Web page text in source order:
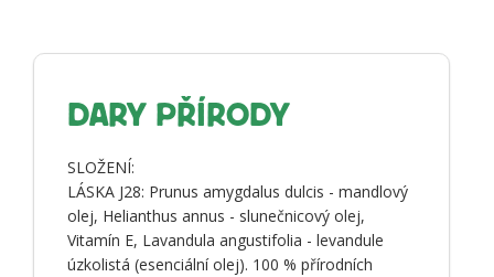
DARY PŘÍRODY
SLOŽENÍ:
LÁSKA J28: Prunus amygdalus dulcis - mandlový
olej, Helianthus annus - slunečnicový olej,
Vitamín E, Lavandula angustifolia - levandule
úzkolistá (esenciální olej). 100 % přírodních